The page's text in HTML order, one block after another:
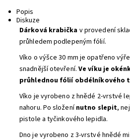
Popis
Diskuze
Dárková krabička v provedení
průhledem podlepeným fólií.
Víko o výšce 30 mm je opatřeno
snadnější otevření. Ve víku je
průhlednou fólií obdélníkového
Víko je vyrobeno z hnědé 2-vrstvé
nahoru. Po složení nutno slepit,
pistole a tyčinkového lepidla.
Dno je vyrobeno z 3-vrstvé hnědé